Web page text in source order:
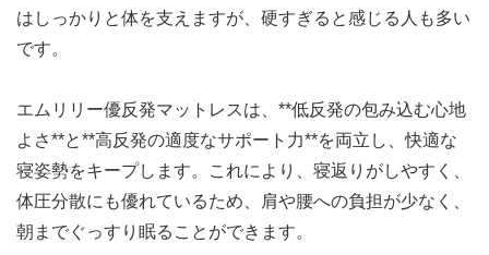
はしっかりと体を支えますが、硬すぎると感じる人も多い
です。
エムリリー優反発マットレスは、**低反発の包み込む心地
よさ**と**高反発の適度なサポート力**を両立し、快適な
寝姿勢をキープします。これにより、寝返りがしやすく、
体圧分散にも優れているため、肩や腰への負担が少なく、
朝までぐっすり眠ることができます。